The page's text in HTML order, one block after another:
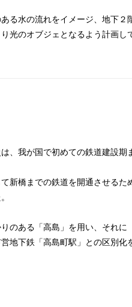
る水の流れをイメージ、地下
光のオブジェとなるよう計画し
、我が国で初めての鉄道建設期
新橋までの鉄道を開通させる
のある「高島」を用い、それ
地下鉄「高島町駅」との区別化